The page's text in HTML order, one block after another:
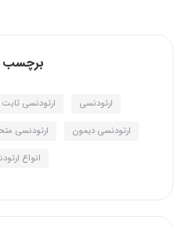
برچسب
ارتودنسی ارتودنسی ثابت
ارتودنسی دیمون ارتودنسی
انواع